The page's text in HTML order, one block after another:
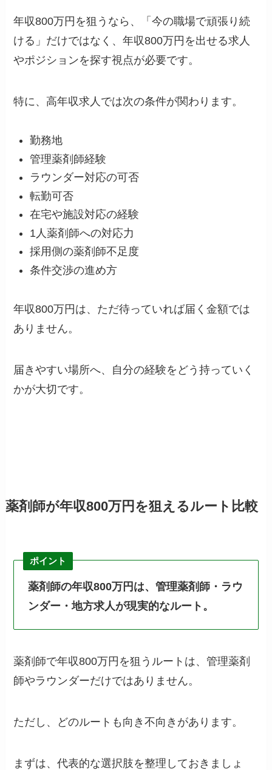
年収800万円を狙うなら、「今の職場で頑張り続
ける」だけではなく、年収800万円を出せる求人
やポジションを探す視点が必要です。
特に、高年収求人では次の条件が関わります。
勤務地
管理薬剤師経験
ラウンダー対応の可否
転勤可否
在宅や施設対応の経験
1人薬剤師への対応力
採用側の薬剤師不足度
条件交渉の進め方
年収800万円は、ただ待っていれば届く金額では
ありません。
届きやすい場所へ、自分の経験をどう持っていく
かが大切です。
薬剤師が年収800万円を狙えるルート比較
ポイント
薬剤師の年収800万円は、管理薬剤師・ラウ
ンダー・地方求人が現実的なルート。
薬剤師で年収800万円を狙うルートは、管理薬剤
師やラウンダーだけではありません。
ただし、どのルートも向き不向きがあります。
まずは、代表的な選択肢を整理しておきましょ